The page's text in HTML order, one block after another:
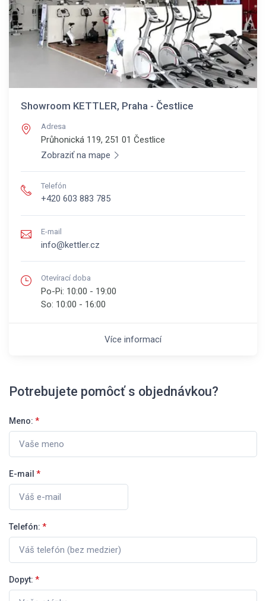
Showroom KETTLER, Praha - Čestlice
Adresa
Průhonická 119, 251 01 Čestlice
Zobraziť na mape
Telefón
+420 603 883 785
E-mail
info@kettler.cz
Otevírací doba
Po-Pi: 10:00 - 19:00
So: 10:00 - 16:00
Více informací
Potrebujete pomôcť s objednávkou?
Meno: *
E-mail *
Telefón: *
Dopyt: *